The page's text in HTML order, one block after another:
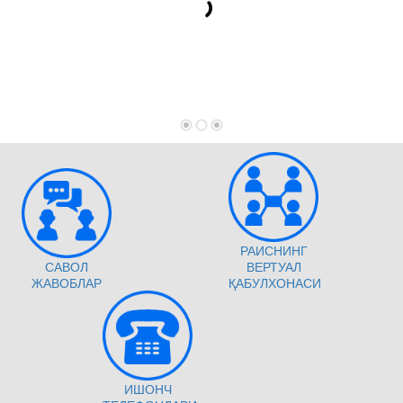
САВОЛ
ЖАВОБЛАР
РАИСНИНГ
ВЕРТУАЛ
ҚАБУЛХОНАСИ
ИШОНЧ